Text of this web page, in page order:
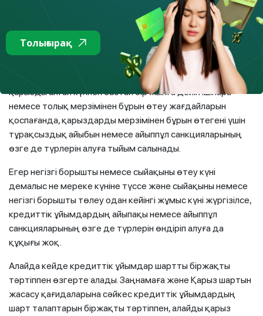
қарай өзгертуге тыйым салынады. Банктерге жасалған
шарт шеңберінде комиссиялардың және өзге де
төлемдердің жаңа түрлерін біржақты тәртіппен
енгізуге, сондай-ақ негізгі борышты бір жылға дейінгі
мерзімге берілген қарызды алған күннен бастап алты
айға дейін мерзімге, бір жылдан астам мерзімге берілген
қарызды алған күннен бастап бір жылға дейін ішінара
немесе толық мерзімінен бұрын өтеу жағдайларын
қоспағанда, қарыздарды мерзімінен бұрын өтегені үшін
тұрақсыздық айыбын немесе айыппұл санкцияларының
өзге де түрлерін алуға тыйым салынады.
Егер негізгі борышты немесе сыйақыны өтеу күні
демалыс не мереке күніне түссе және сыйақыны немесе
негізгі борышты төлеу одан кейінгі жұмыс күні жүргізілсе,
кредиттік ұйымдардың айыпақы немесе айыппұл
санкцияларының өзге де түрлерін өндіріп алуға да
құқығы жоқ.
Алайда кейде кредиттік ұйымдар шартты біржақты
тәртіппен өзгерте алады. Заңнамаға және Қарыз шартын
жасасу қағидаларына сәйкес кредиттік ұйымдардың
шарт талаптарын біржақты тәртіппен, алайды қарыз
Толығырақ